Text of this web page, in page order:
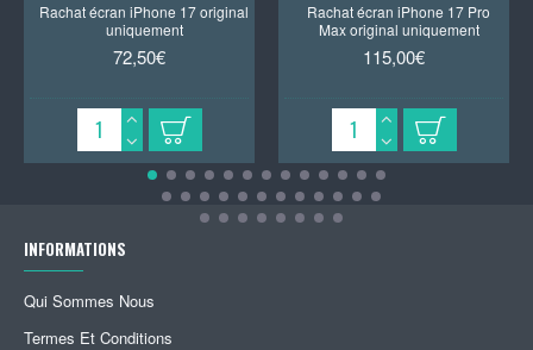
Rachat écran iPhone 17 original
uniquement
72,50€
Rachat écran iPhone 17 Pro
Max original uniquement
115,00€
INFORMATIONS
Qui Sommes Nous
Termes Et Conditions